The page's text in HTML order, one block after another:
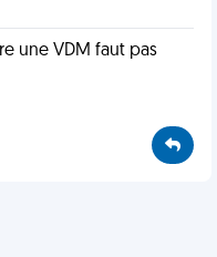
une VDM faut pas